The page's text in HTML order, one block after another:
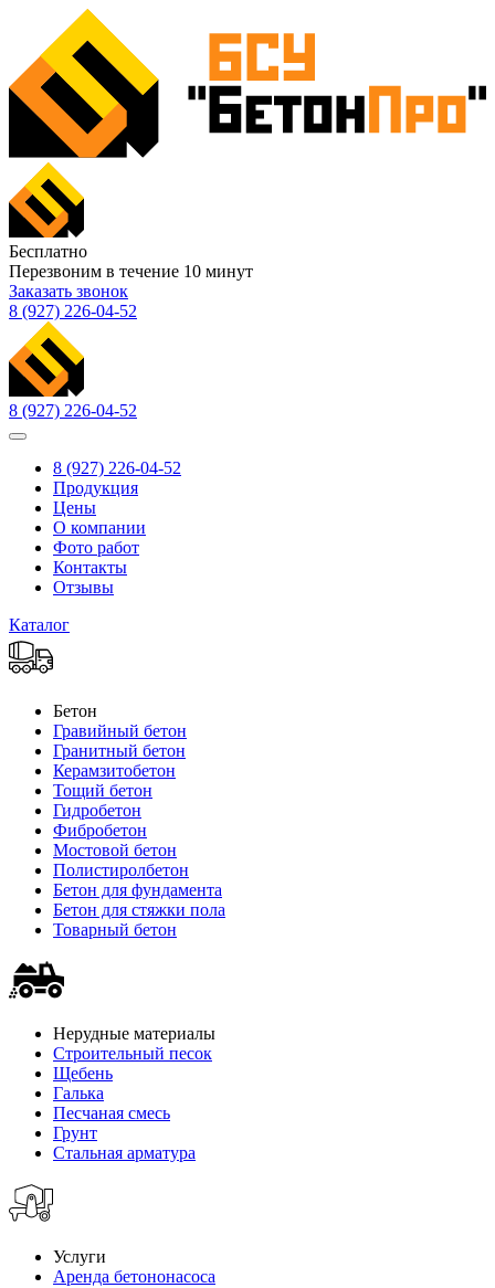
Бесплатно
Перезвоним в течение 10 минут
Заказать звонок
8 (927) 226-04-52
8 (927) 226-04-52
8 (927) 226-04-52
Продукция
Цены
О компании
Фото работ
Контакты
Отзывы
Каталог
Бетон
Гравийный бетон
Гранитный бетон
Керамзитобетон
Тощий бетон
Гидробетон
Фибробетон
Мостовой бетон
Полистиролбетон
Бетон для фундамента
Бетон для стяжки пола
Товарный бетон
Нерудные материалы
Строительный песок
Щебень
Галька
Песчаная смесь
Грунт
Стальная арматура
Услуги
Аренда бетононасоса